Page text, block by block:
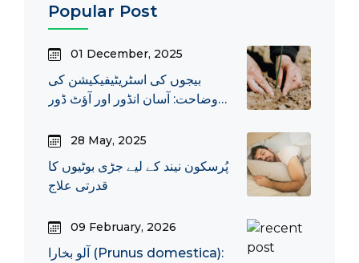
Popular Post
01 December, 2025
بیجوں کی اسٹریٹیفیکیشن کی
وضاحت: آسان انڈور اور آؤٹ ڈور
28 May, 2025
پُرسکون نیند کے لیے جڑی بوٹیوں کا
قدرتی علاج
09 February, 2026
آلو بخارا (Prunus domestica):